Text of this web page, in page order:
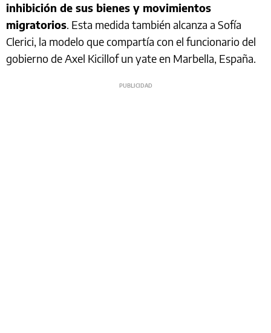
inhibición de sus bienes y movimientos
migratorios. Esta medida también alcanza a Sofía
Clerici, la modelo que compartía con el funcionario del
gobierno de Axel Kicillof un yate en Marbella, España.